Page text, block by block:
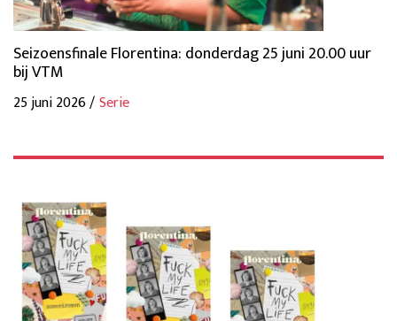
Seizoensfinale Florentina: donderdag 25 juni 20.00 uur
bij VTM
25 juni 2026 /Serie